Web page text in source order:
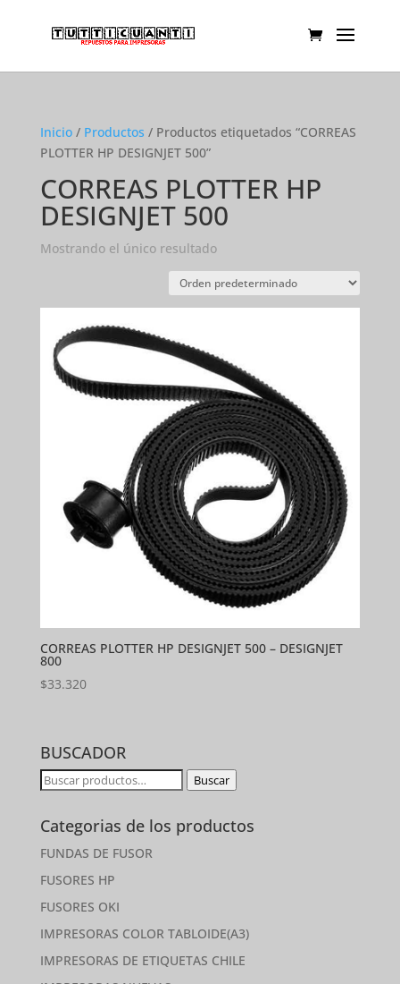
Inicio/ Productos / Productos etiquetados “CORREAS
PLOTTER HP DESIGNJET 500”
CORREAS PLOTTER HP
DESIGNJET 500
Mostrando el único resultado
CORREAS PLOTTER HP DESIGNJET 500 – DESIGNJET
800
$33.320
BUSCADOR
Buscar
Buscar
Categorias de los productos
FUNDAS DE FUSOR
FUSORES HP
FUSORES OKI
IMPRESORAS COLOR TABLOIDE(A3)
IMPRESORAS DE ETIQUETAS CHILE